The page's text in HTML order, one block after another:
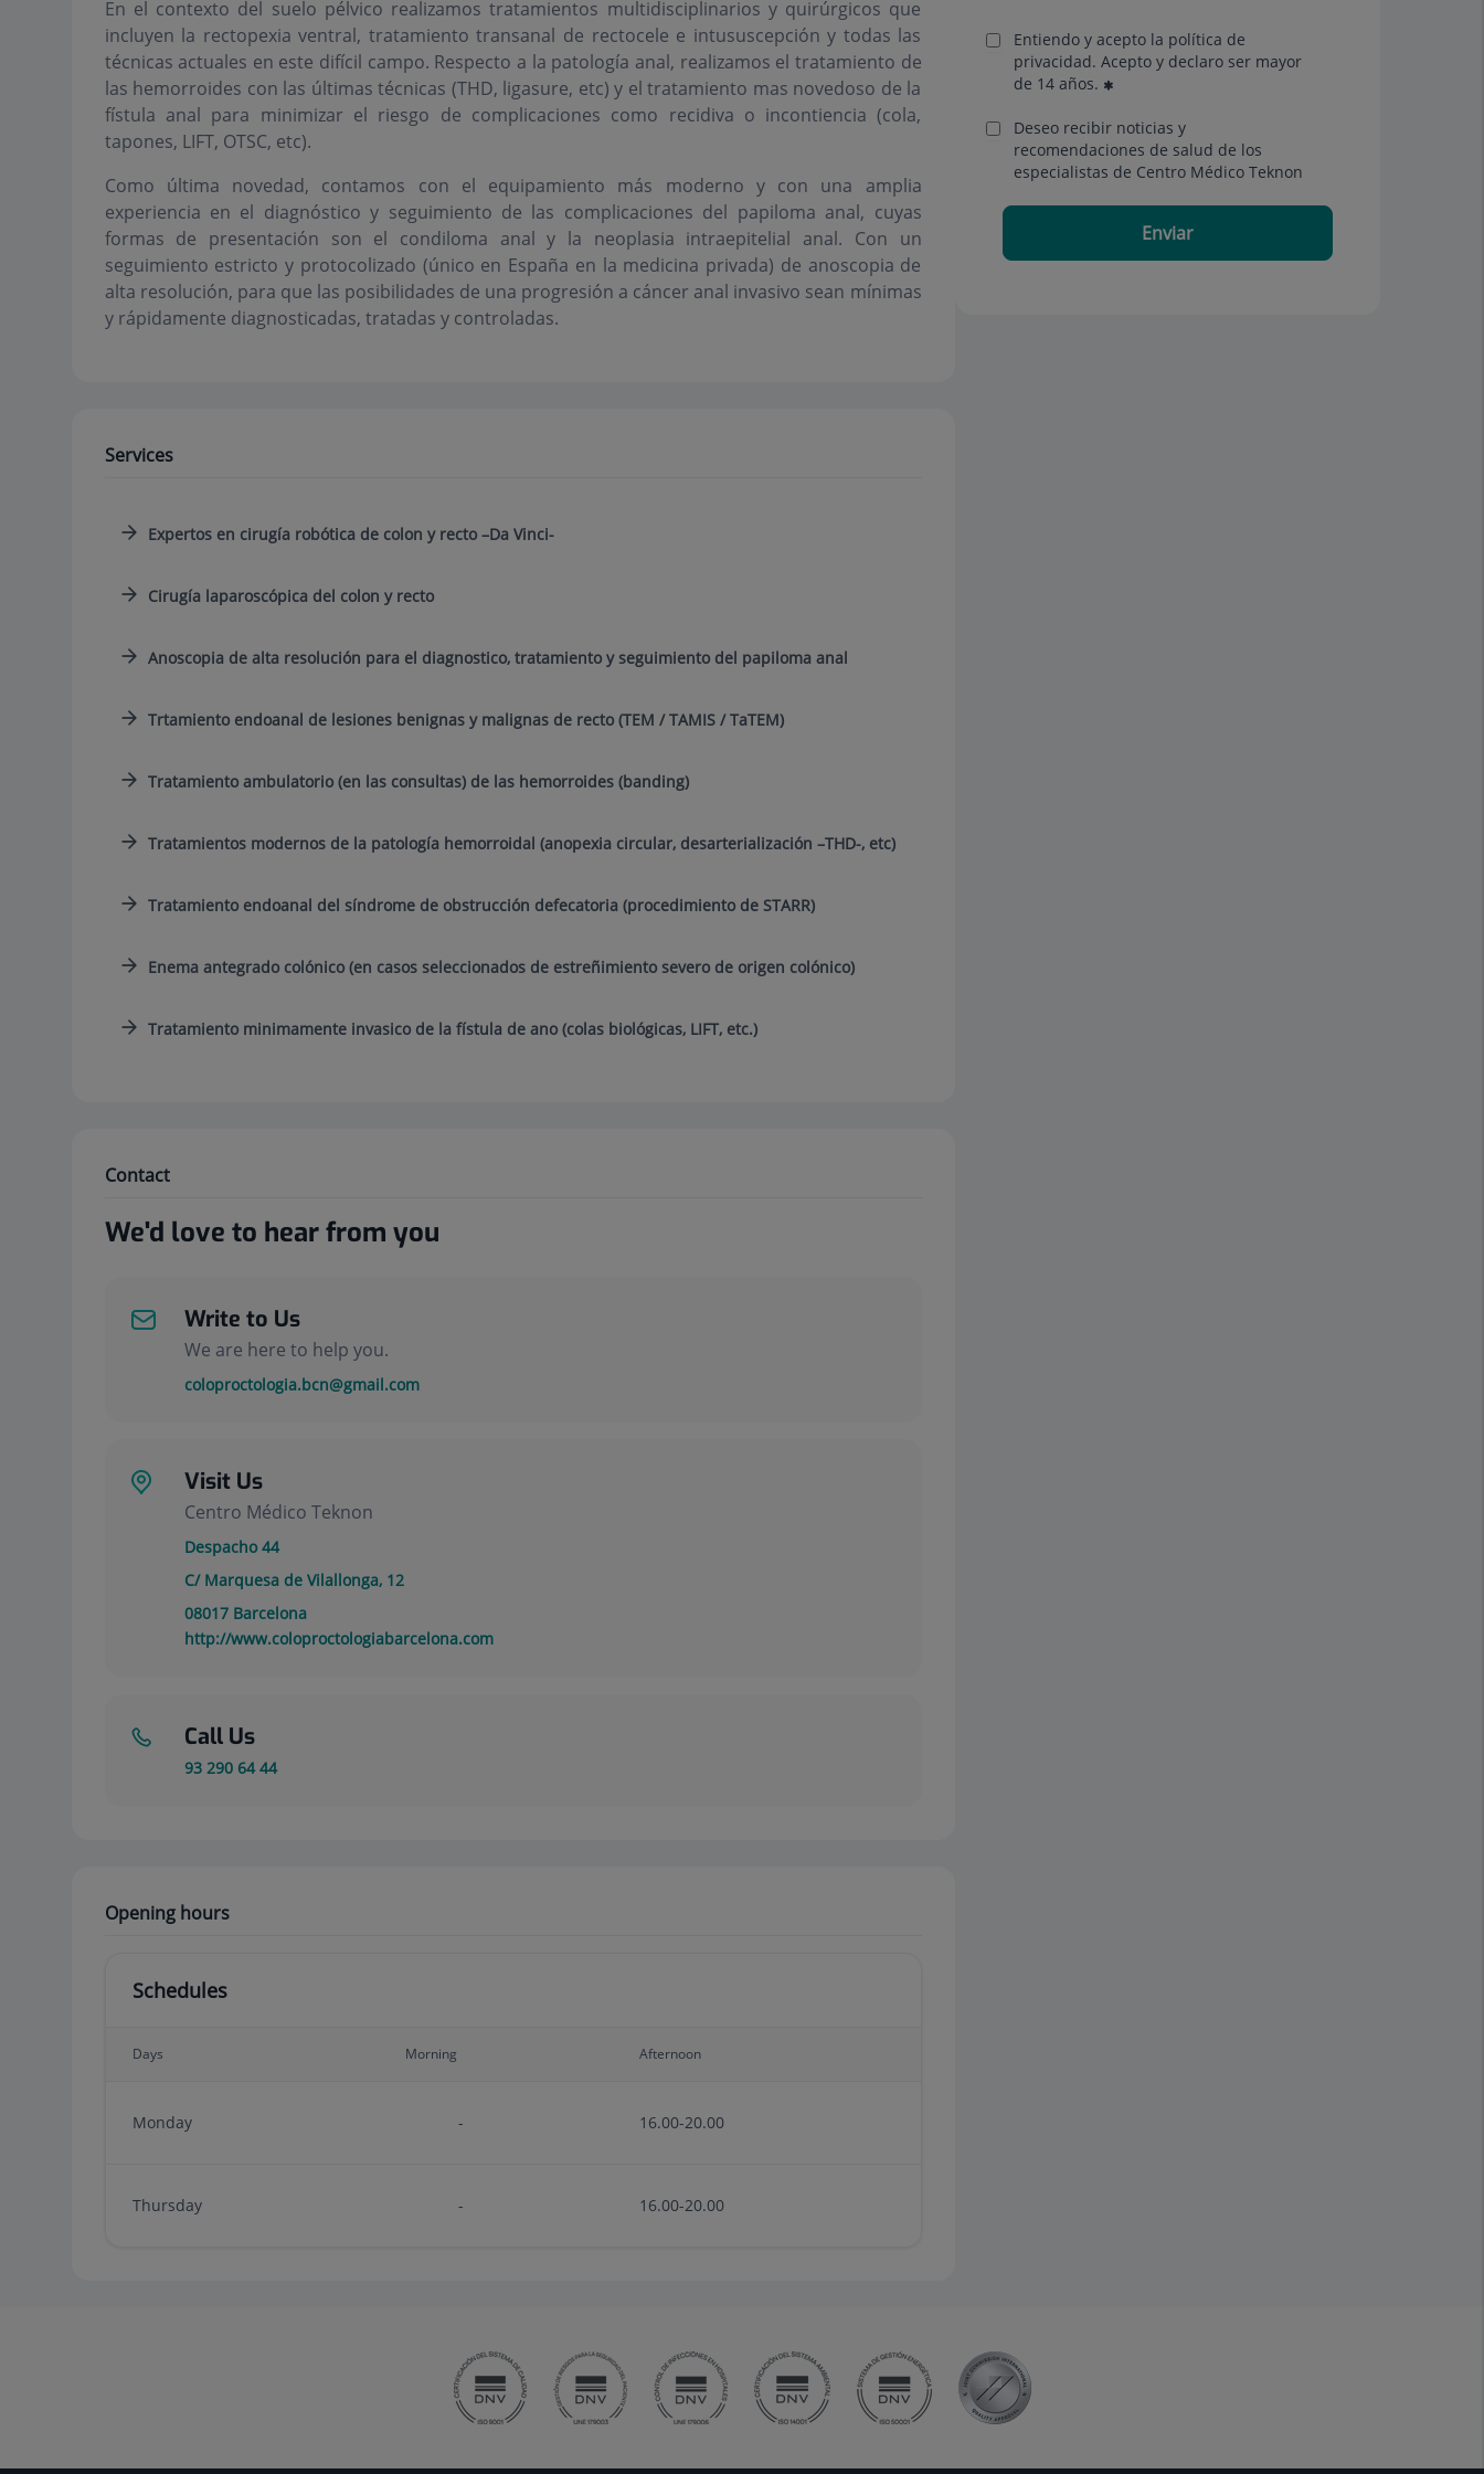
En el contexto del suelo pélvico realizamos tratamientos multidisciplinarios y quirúrgicos que
incluyen la rectopexia ventral, tratamiento transanal de rectocele e intususcepción y todas las
técnicas actuales en este difícil campo. Respecto a la patología anal, realizamos el tratamiento de
las hemorroides con las últimas técnicas (THD, ligasure, etc) y el tratamiento mas novedoso de la
fístula anal para minimizar el riesgo de complicaciones como recidiva o incontiencia (cola,
tapones, LIFT, OTSC, etc).
Como última novedad, contamos con el equipamiento más moderno y con una amplia
experiencia en el diagnóstico y seguimiento de las complicaciones del papiloma anal, cuyas
formas de presentación son el condiloma anal y la neoplasia intraepitelial anal. Con un
seguimiento estricto y protocolizado (único en España en la medicina privada) de anoscopia de
alta resolución, para que las posibilidades de una progresión a cáncer anal invasivo sean mínimas
y rápidamente diagnosticadas, tratadas y controladas.
Services
Expertos en cirugía robótica de colon y recto –Da Vinci-
Cirugía laparoscópica del colon y recto
Anoscopia de alta resolución para el diagnostico, tratamiento y seguimiento del papiloma anal
Trtamiento endoanal de lesiones benignas y malignas de recto (TEM / TAMIS / TaTEM)
Tratamiento ambulatorio (en las consultas) de las hemorroides (banding)
Tratamientos modernos de la patología hemorroidal (anopexia circular, desarterialización –THD-, etc)
Tratamiento endoanal del síndrome de obstrucción defecatoria (procedimiento de STARR)
Enema antegrado colónico (en casos seleccionados de estreñimiento severo de origen colónico)
Tratamiento minimamente invasico de la fístula de ano (colas biológicas, LIFT, etc.)
Contact
We'd love to hear from you
Write to Us
We are here to help you.
coloproctologia.bcn@gmail.com
Visit Us
Centro Médico Teknon
Despacho 44
C/ Marquesa de Vilallonga, 12
08017 Barcelona
http://www.coloproctologiabarcelona.com
Call Us
93 290 64 44
Opening hours
Schedules
Days Morning Afternoon
Monday - 16.00-20.00
Thursday - 16.00-20.00
Entiendo y acepto la política de
privacidad. Acepto y declaro ser mayor
de 14 años.
Deseo recibir noticias y
recomendaciones de salud de los
especialistas de Centro Médico Teknon
Enviar